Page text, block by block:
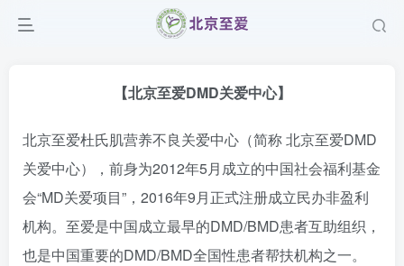
【北京至爱DMD关爱中心】
北京至爱杜氏肌营养不良关爱中心（简称 北京至爱DMD
关爱中心），前身为2012年5月成立的中国社会福利基金
会“MD关爱项目”，2016年9月正式注册成立民办非盈利
机构。至爱是中国成立最早的DMD/BMD患者互助组织，
也是中国重要的DMD/BMD全国性患者帮扶机构之一。